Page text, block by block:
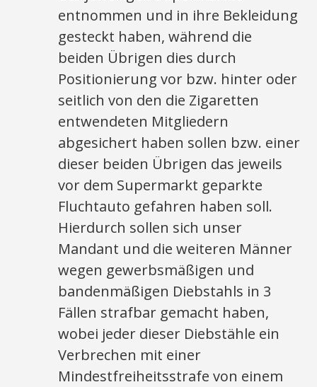
entnommen und in ihre Bekleidung
gesteckt haben, während die
beiden Übrigen dies durch
Positionierung vor bzw. hinter oder
seitlich von den die Zigaretten
entwendeten Mitgliedern
abgesichert haben sollen bzw. einer
dieser beiden Übrigen das jeweils
vor dem Supermarkt geparkte
Fluchtauto gefahren haben soll.
Hierdurch sollen sich unser
Mandant und die weiteren Männer
wegen gewerbsmäßigen und
bandenmäßigen Diebstahls in 3
Fällen strafbar gemacht haben,
wobei jeder dieser Diebstähle ein
Verbrechen mit einer
Mindestfreiheitsstrafe von einem